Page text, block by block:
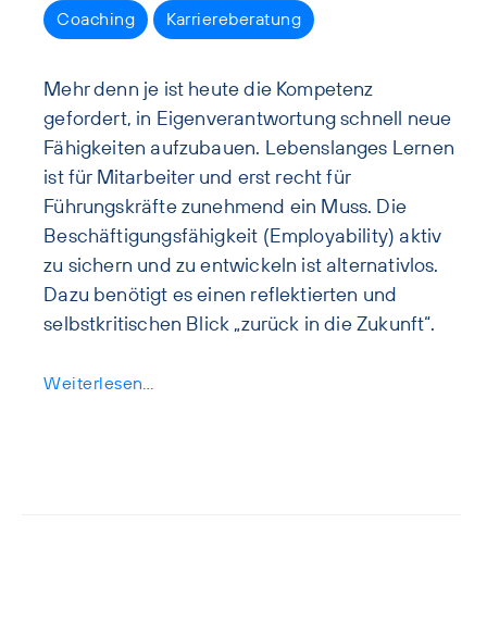
Coaching Karriereberatung
Mehr denn je ist heute die Kompetenz
gefordert, in Eigenverantwortung schnell neue
Fähigkeiten aufzubauen. Lebenslanges Lernen
ist für Mitarbeiter und erst recht für
Führungskräfte zunehmend ein Muss. Die
Beschäftigungsfähigkeit (Employability) aktiv
zu sichern und zu entwickeln ist alternativlos.
Dazu benötigt es einen reflektierten und
selbstkritischen Blick „zurück in die Zukunft“.
Weiterlesen…